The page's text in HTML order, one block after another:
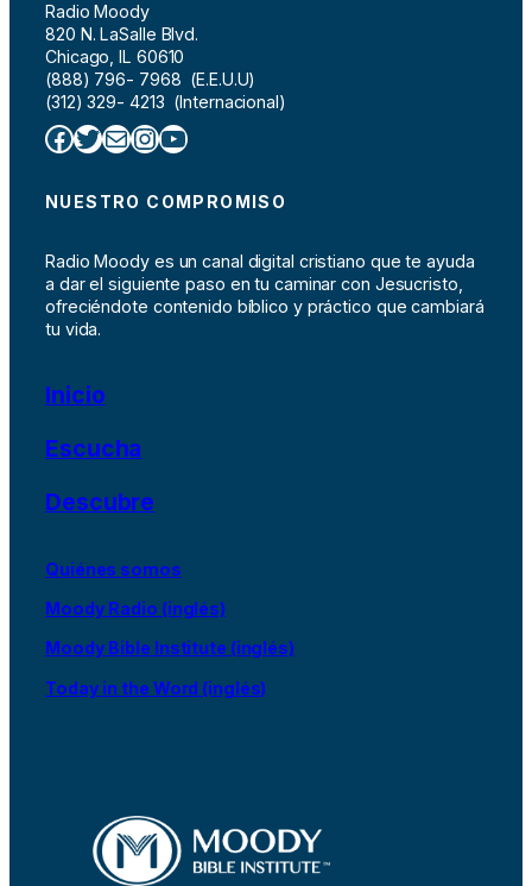
Radio Moody
820 N. LaSalle Blvd.
Chicago, IL 60610
(888) 796- 7968 (E.E.U.U)
(312) 329- 4213 (Internacional)
Facebook Twitter Correo electrónico InstagramYouTube
NUESTRO COMPROMISO
Radio Moody es un canal digital cristiano que te ayuda
a dar el siguiente paso en tu caminar con Jesucristo,
ofreciéndote contenido bíblico y práctico que cambiará
tu vida.
Inicio
Escucha
Descubre
Quiénes somos
Moody Radio (inglés)
Moody Bible Institute (inglés)
Today in the Word (inglés)